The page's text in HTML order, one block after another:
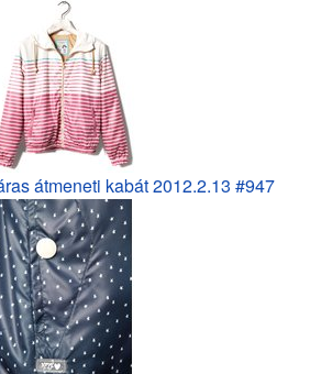
átmeneti kabát 2012.2.13 #947